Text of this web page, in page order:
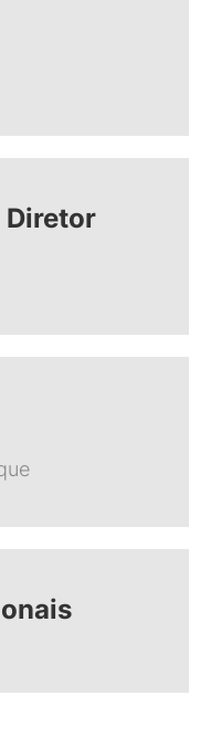
Diretor